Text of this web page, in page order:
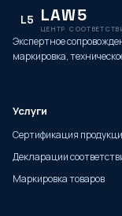
L5 LAW5
ЦЕНТР
Экспертное
маркировка,
Услуги
Сертификация
Декларации
Маркировка товаров